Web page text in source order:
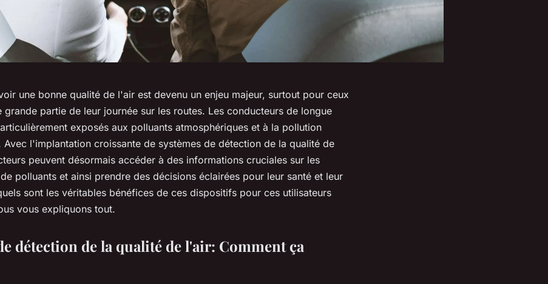
une bonne qualité de l'air est devenu un enjeu majeur, surtout pour ceux
grande partie de leur journée sur les routes. Les conducteurs de longue
exposés aux polluants atmosphériques et à la pollution
Avec l'implantation croissante de systèmes de détection de la qualité de
peuvent désormais accéder à des informations cruciales sur les
polluants et ainsi prendre des décisions éclairées pour leur santé et leur
sont les véritables bénéfices de ces dispositifs pour ces utilisateurs
vous expliquons tout.
détection de la qualité de l'air: Comment ça